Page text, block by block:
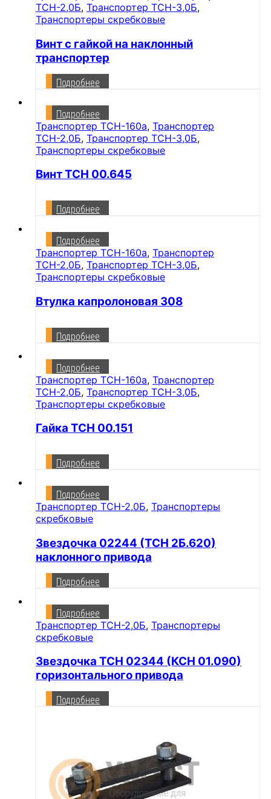
ТСН-2,0Б, Транспортер ТСН-3,0Б,
Транспортеры скребковые
Винт с гайкой на наклонный
транспортер
Подробнее
Подробнее
Транспортер ТСН-160а, Транспортер
ТСН-2,0Б, Транспортер ТСН-3,0Б,
Транспортеры скребковые
Винт ТСН 00.645
Подробнее
Подробнее
Транспортер ТСН-160а, Транспортер
ТСН-2,0Б, Транспортер ТСН-3,0Б,
Транспортеры скребковые
Втулка капролоновая 308
Подробнее
Подробнее
Транспортер ТСН-160а, Транспортер
ТСН-2,0Б, Транспортер ТСН-3,0Б,
Транспортеры скребковые
Гайка ТСН 00.151
Подробнее
Подробнее
Транспортер ТСН-2,0Б, Транспортеры
скребковые
Звездочка 02244 (ТСН 2Б.620)
наклонного привода
Подробнее
Подробнее
Транспортер ТСН-2,0Б, Транспортеры
скребковые
Звездочка ТСН 02344 (КСН 01.090)
горизонтального привода
Подробнее